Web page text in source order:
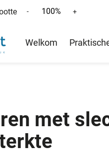
Tekst
10%
- 100%
Tekst
10%
+
Hoofd
Welkom
met